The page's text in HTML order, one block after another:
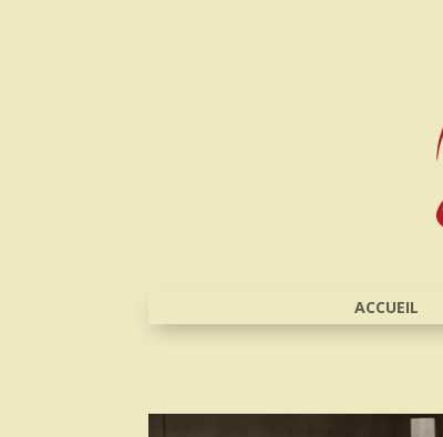
ACCUEIL